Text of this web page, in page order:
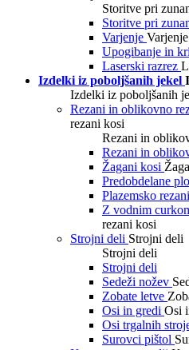
Storitve pri
Storitve pri
Varjenje Varjenje
Upogibanje in
Laserski razrez
Izdelki iz poboljšanih jekel
Izdelki iz poboljšanih
Rezani in oblikovno
rezani kosi
Rezani in
Rezani in
Žagani kosi
Predobdelane
Plazemsko
Z vodnim
rezani kosi
Strojni deli Strojni deli
Strojni deli
Strojni deli
Sedeži nožev
Zobate letve
Osi in gredi Osi
Osi trgalnih
Surovci pištol